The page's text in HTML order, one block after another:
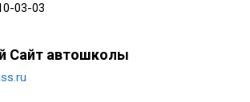
03-03
Сайт автошколы